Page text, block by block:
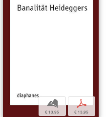
b
€ 13,95
p
€ 13,95